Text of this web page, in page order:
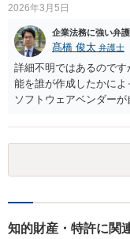
2026年3月5日
企業法務に強い弁
髙橋 俊太 弁護士
詳細不明ではあるので
能を誰が作成したかによ
ソフトウェアベンダー
の合意がない限り、追
てベンダーに帰属しま
れだけで著作権が利用
者側に認められるのは
みが使用できるのか、ベ
知的財産・特許に関